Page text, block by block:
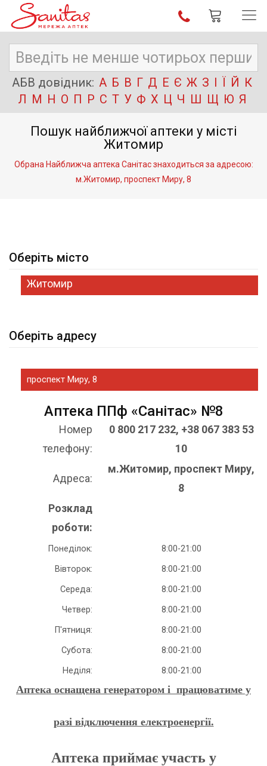
АБВ довідник: А Б В Г Д Е Є Ж З І Ї Й К
Л М Н О П Р С Т У Ф Х Ц Ч Ш Щ Ю Я
Пошук найближчої аптеки у місті
Житомир
Обрана Найближча аптека Санітас знаходиться за адресою:
м.Житомир, проспект Миру, 8
Оберіть місто
Житомир
Оберіть адресу
проспект Миру, 8
Аптека ППф «Санітас» №8
Номер
телефону:
0 800 217 232, +38 067 383 53
10
Адреса:
м.Житомир, проспект Миру,
8
Розклад
роботи:
Понеділок:
8:00-21:00
Вівторок:
8:00-21:00
Середа:
8:00-21:00
Четвер:
8:00-21:00
П'ятниця:
8:00-21:00
Субота:
8:00-21:00
Неділя:
8:00-21:00
Аптека оснащена генератором і працюватиме у
разі відключення електроенергії.
Аптека приймає участь у